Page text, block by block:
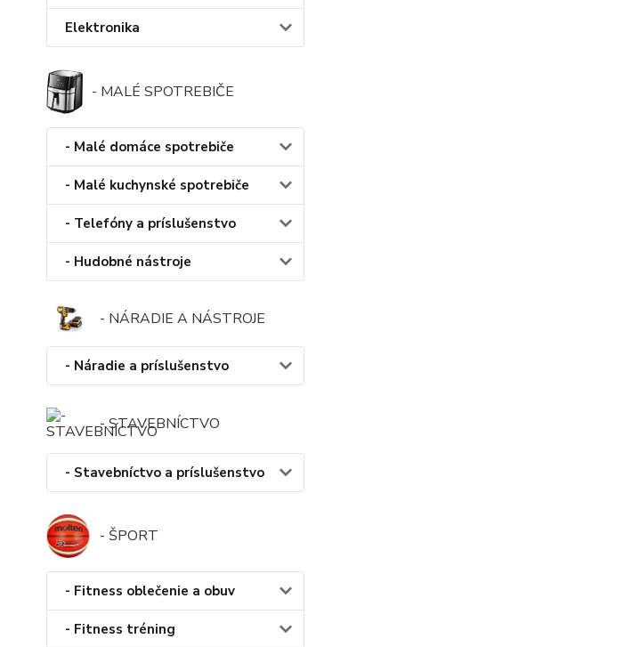
Elektronika
- MALÉ SPOTREBIČE
- Malé domáce spotrebiče
- Malé kuchynské spotrebiče
- Telefóny a príslušenstvo
- Hudobné nástroje
- NÁRADIE A NÁSTROJE
- Náradie a príslušenstvo
- STAVEBNÍCTVO
- Stavebníctvo a príslušenstvo
- ŠPORT
- Fitness oblečenie a obuv
- Fitness tréning